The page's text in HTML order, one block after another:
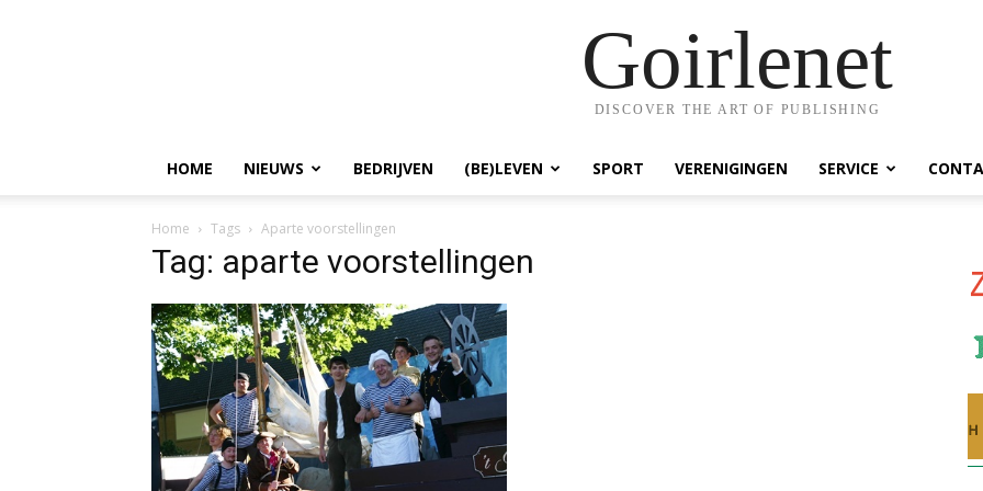
Goirlenet
DISCOVER THE ART OF PUBLISHING
HOME NIEUWS BEDRIJVEN (BE)LEVEN SPORT VERENIGINGEN SERVICE
Home Tags Aparte voorstellingen
Tag: aparte voorstellingen